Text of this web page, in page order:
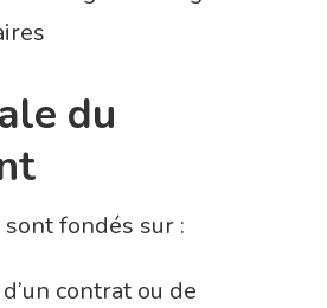
du
fondés sur :
contrat ou de